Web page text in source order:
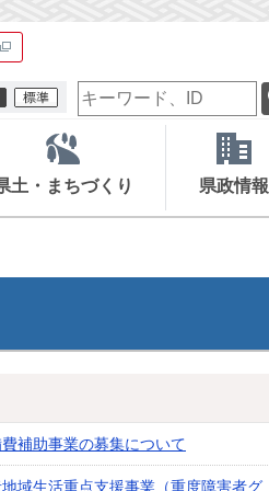
検
索
ー
ー
ド
土・まちづくり 県政情報
補助事業の募集について
域生活重点支援事業（重度障害者グ